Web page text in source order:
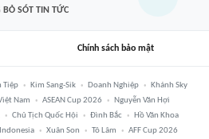
SÓT TIN TỨC
Chính sách bảo mật
Tiệp Kim Sang-Sik Doanh Nghiệp
Khánh Sky
Nam ASEAN Cup 2026
Nguyễn Văn Hợi
Chủ Tịch Quốc Hội Đình Bắc
Hồ Văn Khoa
Indonesia Xuân Son Tô Lâm AFF Cup 2026